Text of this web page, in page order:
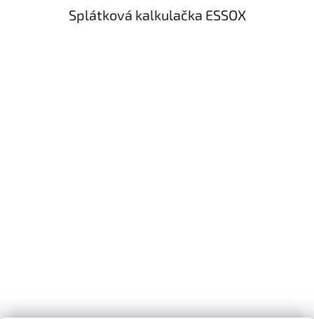
Splátková kalkulačka ESSOX